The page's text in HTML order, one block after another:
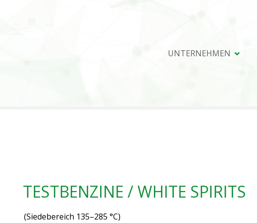
UNTERNEHMEN
TESTBENZINE / WHITE SPIRITS
(Siedebereich 135–285 °C)